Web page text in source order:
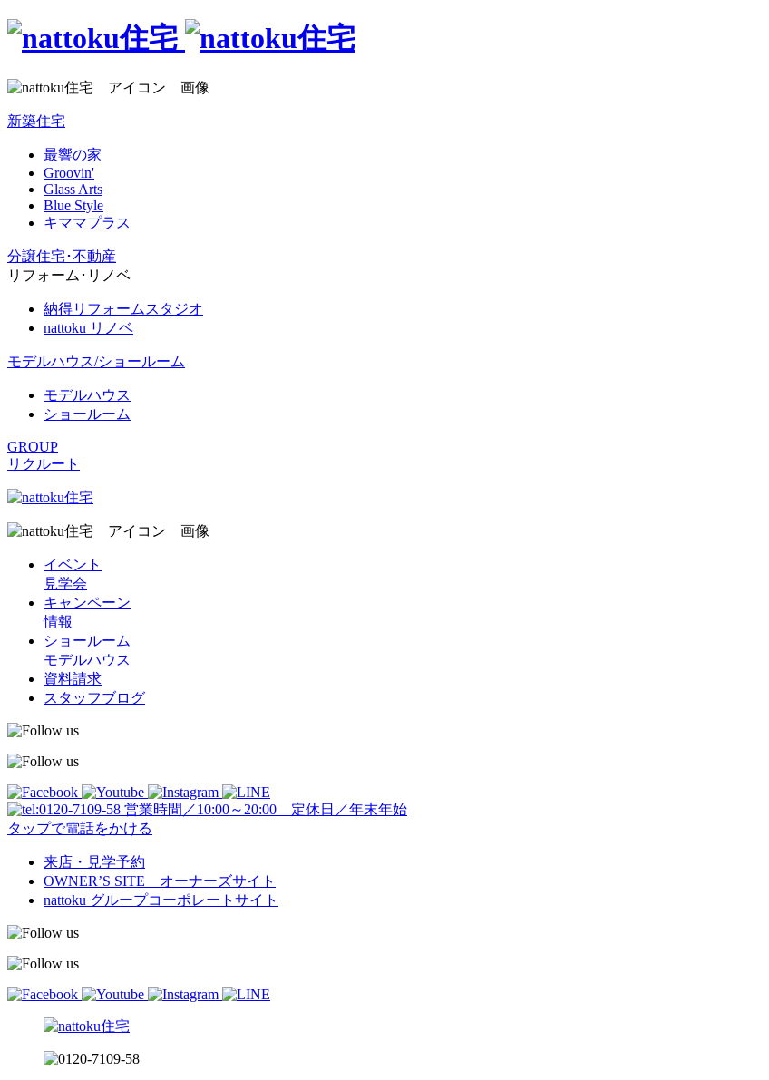
新築住宅
最響の家
Groovin'
Glass Arts
Blue Style
キママプラス
分譲住宅･不動産
リフォーム･リノベ
納得リフォームスタジオ
nattoku リノベ
モデルハウス/ショールーム
モデルハウス
ショールーム
GROUP
リクルート
イベント
見学会
キャンペーン
情報
ショールーム
モデルハウス
資料請求
スタッフブログ
営業時間／10:00～20:00 定休日／年末年始
タップで電話をかける
来店・見学予約
OWNER’S SITE オーナーズサイト
nattoku グループコーポレートサイト